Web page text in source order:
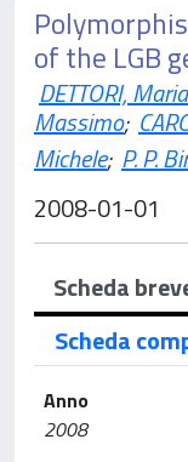
of the LGB
DETTORI,
Massimo;
Michele; P. P.
2008-01-01
Scheda
Scheda
Anno
2008